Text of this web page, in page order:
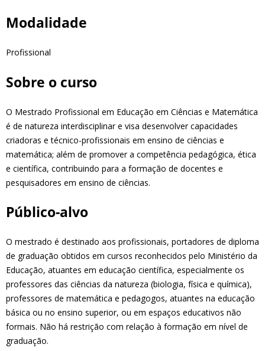
Modalidade
Profissional
Sobre o curso
O Mestrado Profissional em Educação em Ciências e Matemática
é de natureza interdisciplinar e visa desenvolver capacidades
criadoras e técnico-profissionais em ensino de ciências e
matemática; além de promover a competência pedagógica, ética
e científica, contribuindo para a formação de docentes e
pesquisadores em ensino de ciências.
Público-alvo
O mestrado é destinado aos profissionais, portadores de diploma
de graduação obtidos em cursos reconhecidos pelo Ministério da
Educação, atuantes em educação científica, especialmente os
professores das ciências da natureza (biologia, física e química),
professores de matemática e pedagogos, atuantes na educação
básica ou no ensino superior, ou em espaços educativos não
formais. Não há restrição com relação à formação em nível de
graduação.